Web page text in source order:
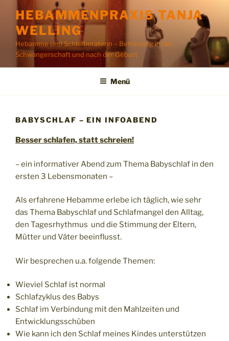
Inhalt
springen
HEBAMMENPRAXIS TANJA
WELLING
Hebamme und Schlafberaterin – Betreuung in der
Schwangerschaft und nach der Geburt
Menü
BABYSCHLAF – EIN INFOABEND
Besser schlafen, statt schreien!
– ein informativer Abend zum Thema Babyschlaf in den
ersten 3 Lebensmonaten –
Als erfahrene Hebamme erlebe ich täglich, wie sehr
das Thema Babyschlaf und Schlafmangel den Alltag,
den Tagesrhythmus und die Stimmung der Eltern,
Mütter und Väter beeinflusst.
Wir besprechen u.a. folgende Themen:
Wieviel Schlaf ist normal
Schlafzyklus des Babys
Schlaf im Verbindung mit den Mahlzeiten und
Entwicklungsschüben
Wie kann ich den Schlaf meines Kindes unterstützen